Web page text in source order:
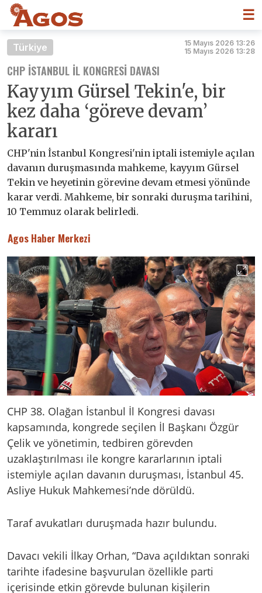
☰
Türkiye
15 Mayıs 2026 13:26
15 Mayıs 2026 13:28
CHP İSTANBUL İL KONGRESI DAVASI
Kayyım Gürsel Tekin'e, bir
kez daha ‘göreve devam’
kararı
CHP'nin İstanbul Kongresi'nin iptali istemiyle açılan
davanın duruşmasında mahkeme, kayyım Gürsel
Tekin ve heyetinin görevine devam etmesi yönünde
karar verdi. Mahkeme, bir sonraki duruşma tarihini,
10 Temmuz olarak belirledi.
Agos Haber Merkezi
CHP 38. Olağan İstanbul İl Kongresi davası
kapsamında, kongrede seçilen İl Başkanı Özgür
Çelik ve yönetimin, tedbiren görevden
uzaklaştırılması ile kongre kararlarının iptali
istemiyle açılan davanın duruşması, İstanbul 45.
Asliye Hukuk Mahkemesi’nde dörüldü.
Taraf avukatları duruşmada hazır bulundu.
Davacı vekili İlkay Orhan, “Dava açıldıktan sonraki
tarihte ifadesine başvurulan özellikle parti
içerisinde etkin görevde bulunan kişilerin